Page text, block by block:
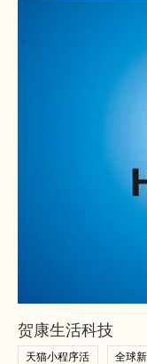
贺康生活科技
天猫小程序活
全球